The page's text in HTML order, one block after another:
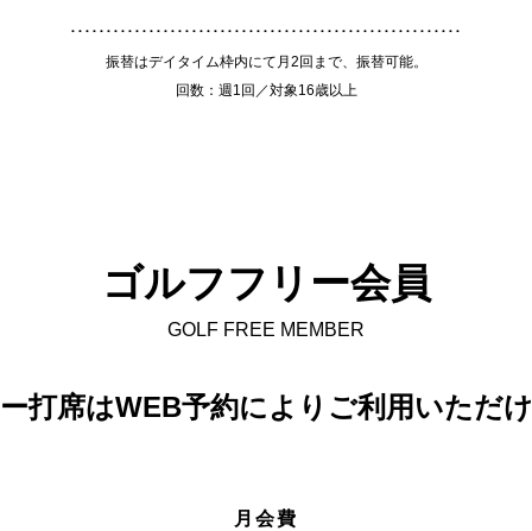
振替はデイタイム枠内にて月2回まで、振替可能。
回数：週1回／対象16歳以上
ゴルフフリー会員
GOLF FREE MEMBER
打席はWEB予約によりご利用いただ
月会費